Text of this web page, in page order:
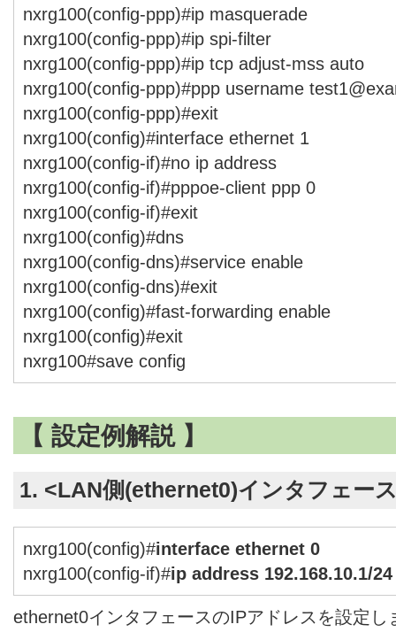
nxrg100(config-ppp)#ip masquerade
nxrg100(config-ppp)#ip spi-filter
nxrg100(config-ppp)#ip tcp adjust-mss auto
nxrg100(config-ppp)#ppp username
nxrg100(config-ppp)#exit
nxrg100(config)#interface ethernet 1
nxrg100(config-if)#no ip address
nxrg100(config-if)#pppoe-client ppp 0
nxrg100(config-if)#exit
nxrg100(config)#dns
nxrg100(config-dns)#service enable
nxrg100(config-dns)#exit
nxrg100(config)#fast-forwarding enable
nxrg100(config)#exit
nxrg100#save config
【 設定例解説 】
1. <LAN側(ethernet0)インタフェー
nxrg100(config)#interface ethernet 0
nxrg100(config-if)#ip address 192.168.10.1/24
ethernet0インタフェースのIPアドレスを設定し